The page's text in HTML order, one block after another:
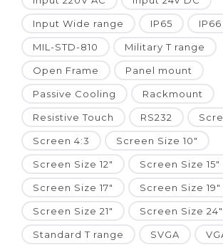
Input Wide range IP65 IP66
MIL-STD-810 Military T range
Open Frame Panel mount
Passive Cooling Rackmount
Resistive Touch RS232
Screen 4:3 Screen Size 10"
Screen Size 12" Screen Size 15"
Screen Size 17" Screen Size 19"
Screen Size 21" Screen Size 24"
Standard T range SVGA